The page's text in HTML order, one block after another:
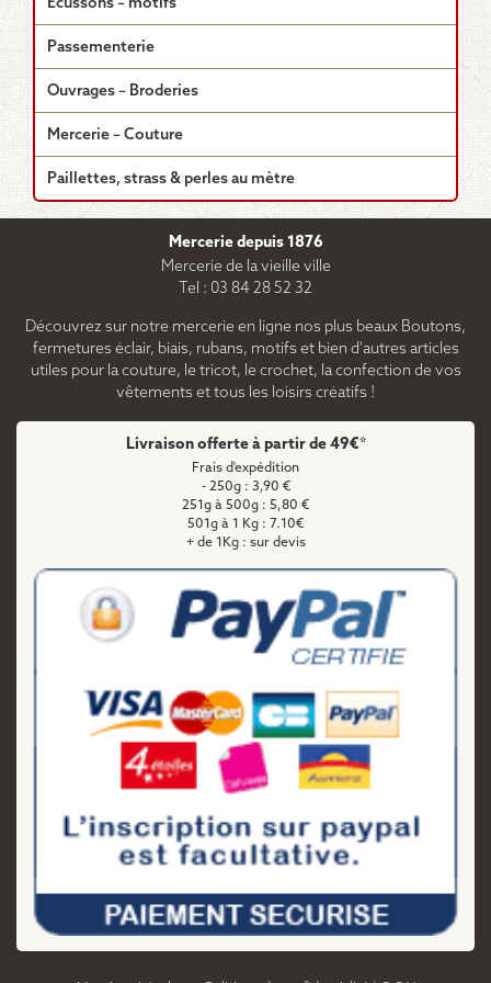
Écussons – motifs
Passementerie
Ouvrages – Broderies
Mercerie – Couture
Paillettes, strass & perles au mètre
Mercerie depuis 1876
Mercerie de la vieille ville
Tel : 03 84 28 52 32
Découvrez sur notre mercerie en ligne nos plus beaux Boutons,
fermetures éclair, biais, rubans, motifs et bien d'autres articles
utiles pour la couture, le tricot, le crochet, la confection de vos
vêtements et tous les loisirs créatifs !
Livraison offerte à partir de 49€*
Frais d'expédition
- 250g : 3,90 €
251g à 500g : 5,80 €
501g à 1 Kg : 7.10€
+ de 1Kg : sur devis